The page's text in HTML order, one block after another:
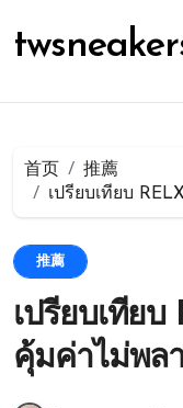
容
首页
推薦
เปรียบเทียบ
推薦
เปรียบเทียบ
คุ้มค่าไม่พล